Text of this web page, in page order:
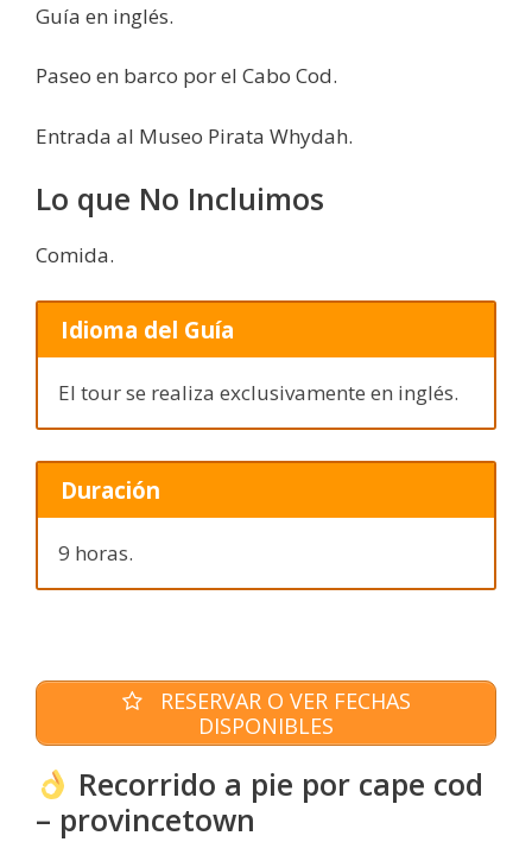
Guía en inglés.
Paseo en barco por el Cabo Cod.
Entrada al Museo Pirata Whydah.
Lo que No Incluimos
Comida.
Idioma del Guía
El tour se realiza exclusivamente en inglés.
Duración
9 horas.
RESERVAR O VER FECHAS
DISPONIBLES
Recorrido a pie por cape cod
– provincetown